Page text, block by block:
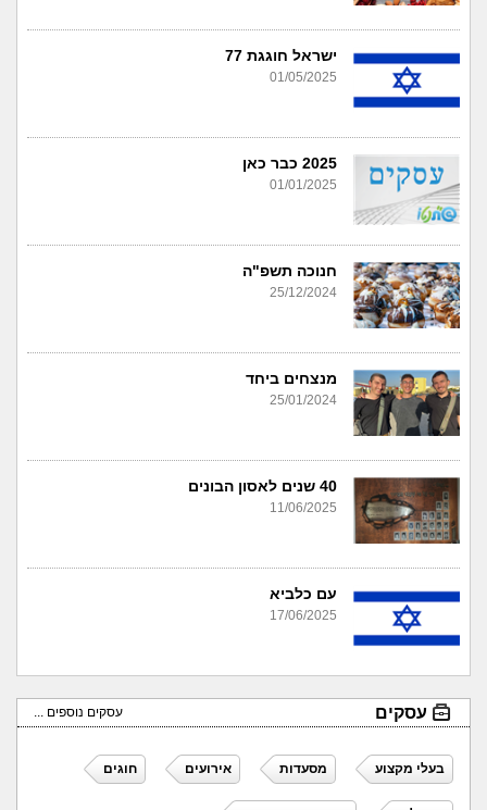
ישראל חוגגת 77
01/05/2025
2025 כבר כאן
01/01/2025
חנוכה תשפ"ה
25/12/2024
מנצחים ביחד
25/01/2024
40 שנים לאסון הבונים
11/06/2025
עם כלביא
17/06/2025
עסקים עסקים נוספים ...
בעלי מקצוע מסעדות אירועים חוגים